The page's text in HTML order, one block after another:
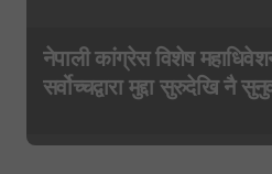
नेपाली कांग्रेस विशेष
सर्वोच्चद्वारा मुद्दा सुरुदेखि नै